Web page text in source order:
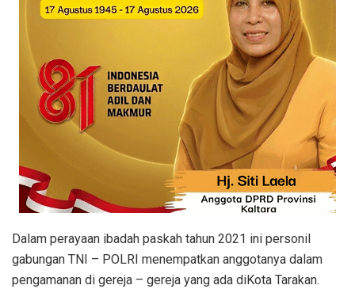
Dalam perayaan ibadah paskah tahun 2021 ini personil
gabungan TNI – POLRI menempatkan anggotanya dalam
pengamanan di gereja – gereja yang ada diKota Tarakan.